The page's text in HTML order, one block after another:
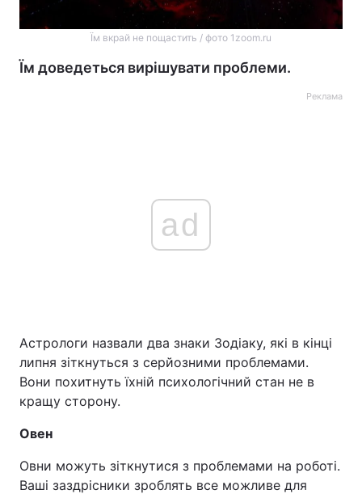
Їм вкрай не пощастить / фото 1zoom.ru
Їм доведеться вирішувати проблеми.
Реклама
ad
Астрологи назвали два знаки Зодіаку, які в кінці
липня зіткнуться з серйозними проблемами.
Вони похитнуть їхній психологічний стан не в
кращу сторону.
Овен
Овни можуть зіткнутися з проблемами на роботі.
Ваші заздрісники зроблять все можливе для